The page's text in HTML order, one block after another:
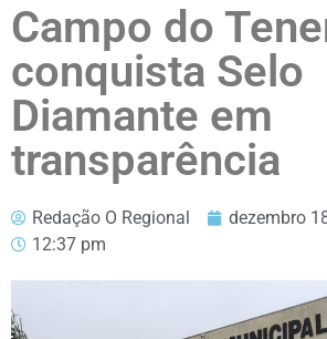
Campo do
conquista Selo
Diamante em
transparência
Redação O Regional
dezembro
12:37 pm